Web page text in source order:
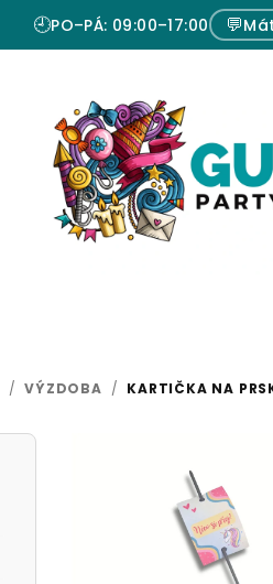
🕘PO–PÁ: 09:00–17:00 💬
/ VÝZDOBA / KARTIČKA NA